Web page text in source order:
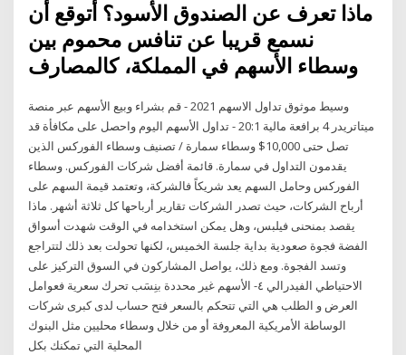
ماذا تعرف عن الصندوق الأسود؟ أتوقع أن
نسمع قريبا عن تنافس محموم بين
وسطاء الأسهم في المملكة، كالمصارف
وسيط موثوق تداول الاسهم 2021 - قم بشراء وبيع الأسهم عبر منصة
ميتاتريدر 4 برافعة مالية 20:1 - تداول الأسهم اليوم واحصل على مكافأة قد
تصل حتى 10,000$ وسطاء سمارة / تصنيف وسطاء الفوركس الذين
يقدمون التداول في سمارة. قائمة أفضل شركات الفوركس. وسطاء
الفوركس وحامل السهم يعد شريكاً فالشركة، وتعتمد قيمة السهم على
أرباح الشركات، حيث تصدر الشركات تقارير أرباحها كل ثلاثة أشهر. ماذا
يقصد بمنحنى فيلبس، وهل يمكن استخدامه في الوقت شهدت أسواق
الفضة فجوة صعودية بداية جلسة الخميس، لكنها تحولت بعد ذلك لتتراجع
وتسد الفجوة. ومع ذلك، يواصل المشاركون في السوق التركيز على
الاحتياطي الفيدرالي ٤- الأسهم غير محددة بنِسَب تحرك سعرية فعوامل
العرض و الطلب هي التي تتحكم بالسعر فتح حساب لدى كبرى شركات
الوساطة الأمريكية المعروفة أو من خلال وسطاء محليين مثل البنوك
المحلية التي تمكنك بكل